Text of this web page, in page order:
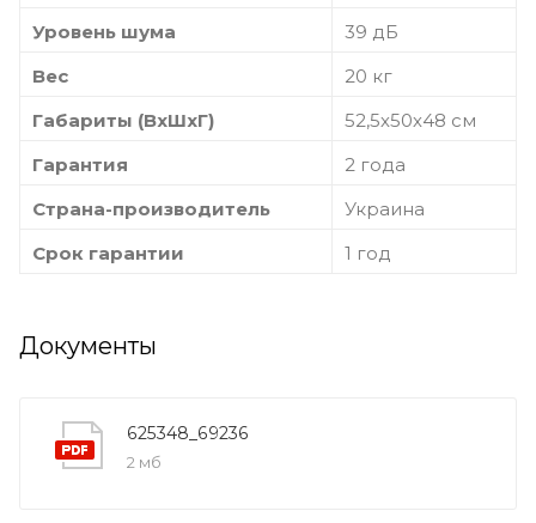
Уровень шума
39 дБ
Вес
20 кг
Габариты (ВхШхГ)
52,5х50х48 см
Гарантия
2 года
Страна-производитель
Украина
Срок гарантии
1 год
Документы
625348_69236
2 мб